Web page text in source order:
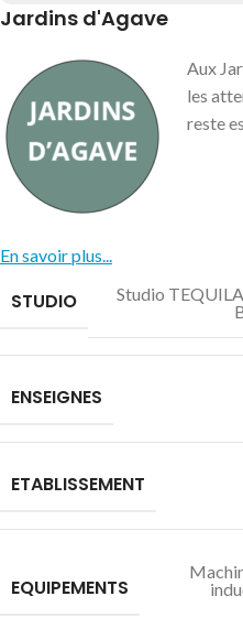
Jardins d'Agave
Aux
les
reste
En savoir plus...
STUDIO Studio
ENSEIGNES
ETABLISSEMENT
EQUIPEMENTS